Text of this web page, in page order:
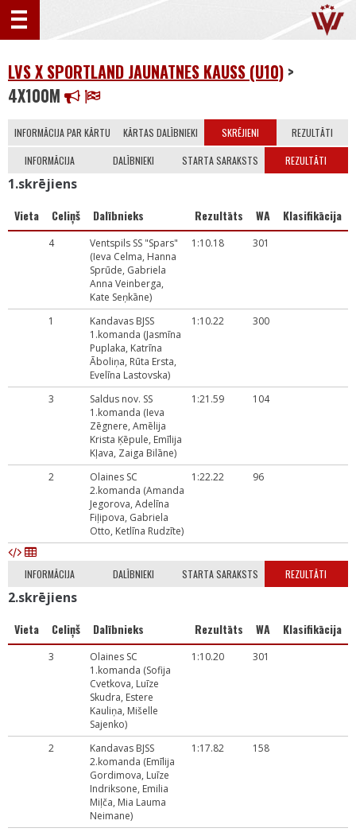
LVS X SPORTLAND JAUNATNES KAUSS (U10) >
4X100M
INFORMĀCIJA PAR KĀRTU KĀRTAS DALĪBNIEKI SKRĒJIENI REZULTĀTI
INFORMĀCIJA DALĪBNIEKI STARTA SARAKSTS REZULTĀTI
1.skrējiens
Vieta Celiņš Dalībnieks Rezultāts WA Klasifikācija
4
Ventspils SS "Spars"
(Ieva Celma, Hanna
Sprūde, Gabriela
Anna Veinberga,
Kate Seņkāne)
1:10.18 301
1
Kandavas BJSS
1.komanda (Jasmīna
Puplaka, Katrīna
Āboliņa, Rūta Ersta,
Evelīna Lastovska)
1:10.22 300
3
Saldus nov. SS
1.komanda (Ieva
Zēgnere, Amēlija
Krista Ķēpule, Emīlija
Kļava, Zaiga Bilāne)
1:21.59 104
2
Olaines SC
2.komanda (Amanda
Jegorova, Adelīna
Fiļipova, Gabriela
Otto, Ketlīna Rudzīte)
1:22.22 96
INFORMĀCIJA DALĪBNIEKI STARTA SARAKSTS REZULTĀTI
2.skrējiens
Vieta Celiņš Dalībnieks Rezultāts WA Klasifikācija
3
Olaines SC
1.komanda (Sofija
Cvetkova, Luīze
Skudra, Estere
Kauliņa, Mišelle
Sajenko)
1:10.20 301
2
Kandavas BJSS
2.komanda (Emīlija
Gordimova, Luīze
Indriksone, Emilia
Miļča, Mia Lauma
Neimane)
1:17.82 158